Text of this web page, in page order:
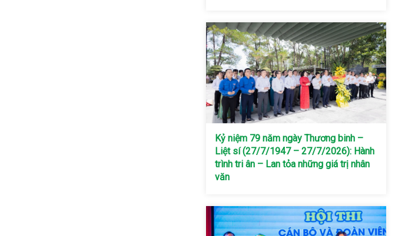
Kỷ niệm 79 năm ngày Thương binh –
Liệt sí (27/7/1947 – 27/7/2026): Hành
trình tri ân – Lan tỏa những giá trị nhân
văn